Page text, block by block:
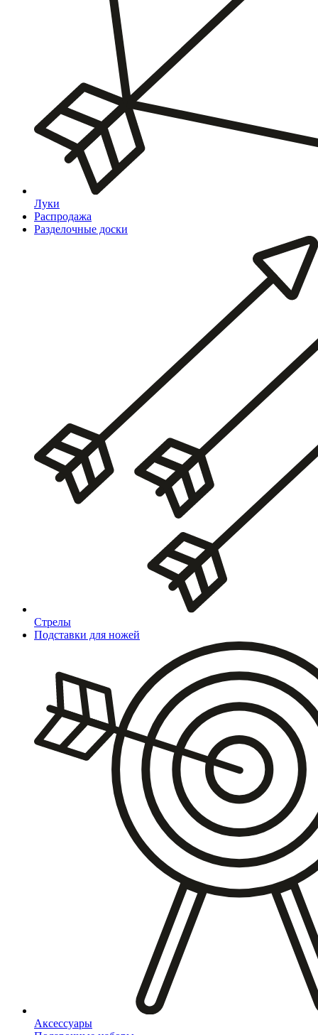
Луки
Распродажа
Разделочные доски
Стрелы
Подставки для ножей
Аксессуары